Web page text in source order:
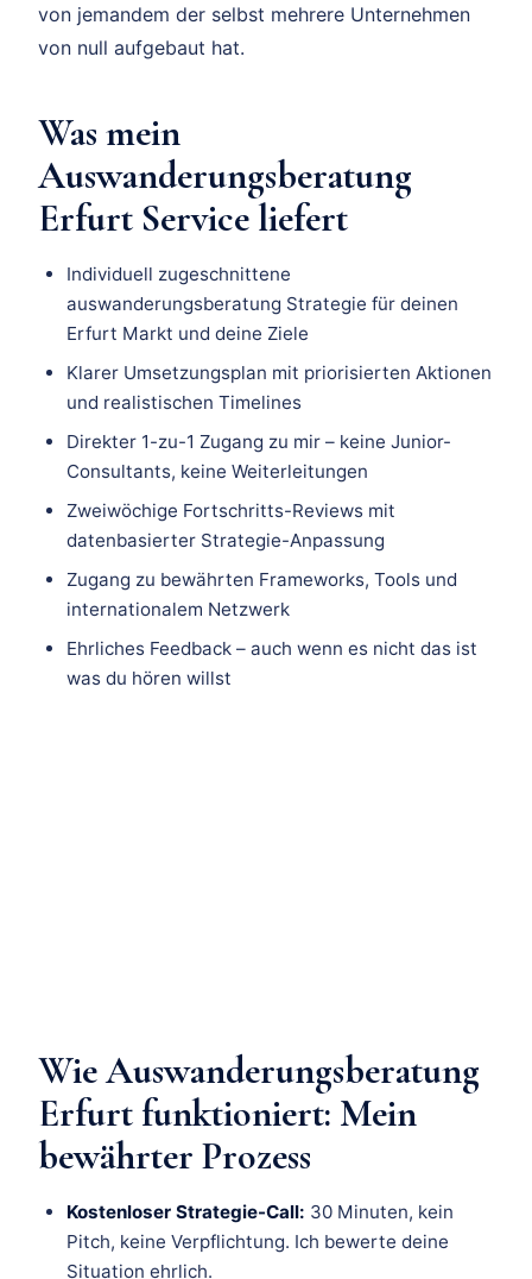
von jemandem der selbst mehrere Unternehmen
von null aufgebaut hat.
Was mein
Auswanderungsberatung
Erfurt Service liefert
Individuell zugeschnittene
auswanderungsberatung Strategie für deinen
Erfurt Markt und deine Ziele
Klarer Umsetzungsplan mit priorisierten Aktionen
und realistischen Timelines
Direkter 1-zu-1 Zugang zu mir – keine Junior-
Consultants, keine Weiterleitungen
Zweiwöchige Fortschritts-Reviews mit
datenbasierter Strategie-Anpassung
Zugang zu bewährten Frameworks, Tools und
internationalem Netzwerk
Ehrliches Feedback – auch wenn es nicht das ist
was du hören willst
Wie Auswanderungsberatung
Erfurt funktioniert: Mein
bewährter Prozess
Kostenloser Strategie-Call: 30 Minuten, kein
Pitch, keine Verpflichtung. Ich bewerte deine
Situation ehrlich.